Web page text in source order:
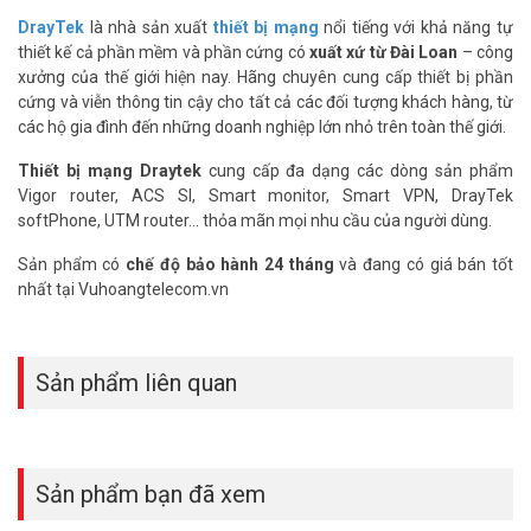
Tự động phát hiện và ngăn chặn các sự cố về
xung đột địa chỉ IP
DrayTek VigorSwitch G2100 giúp bảo vệ hệ thống mạng khỏi
những sự cố liên quan đến địa chỉ IP như: Thiết bị đặt trùng IP, có
đến mất mạng Internet, nhưng rất khó kiểm tra theo cách thông
thường.
tránh ảnh hưởng đến các thiết bị khác.
Khi lưu lượng truy cập lớn trên mạng LAN, tính năng QoS trên
VigorSwitch G2100 giúp cải thiện đáng kể hiệu suất mạng bằng
cách ưu tiên các truy cập quan trọng lên trước. VigorSwitch G2100
camera, IP phone đòi hỏi chất lượng cuộc gọi và hình ảnh truyền tải
ổn định.
DrayTek là nhà sản xuất thiết bị mạng nổi tiếng với khả năng tự
thiết kế cả phần mềm và phần cứng có xuất xứ từ Đài Loan – công
xưởng của thế giới hiện nay. Hãng chuyên cung cấp thiết bị phần
cứng và viễn thông tin cậy cho tất cả các đối tượng khách hàng, từ
các hộ gia đình đến những doanh nghiệp lớn nhỏ trên toàn thế giới.
Thiết bị mạng Draytekcung cấp đa dạng các dòng sản phẩm
Vigor router, ACS SI, Smart monitor, Smart VPN, DrayTek
softPhone, UTM router... thỏa mãn mọi nhu cầu của người dùng.
Sản phẩm có chế độ bảo hành 24 tháng và đang có giá bán tốt
nhất tại Vuhoangtelecom.vn
Sản phẩm liên quan
Sản phẩm bạn đã xem